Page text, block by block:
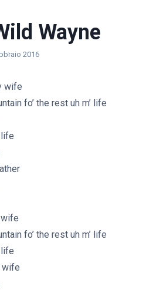
Wayne
2016
wife
fo’ the rest uh m’ life
life
fo’ the rest uh m’ life
life
wife